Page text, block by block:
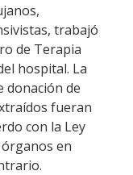
trabajó
de Terapia
hospital. La
donación de
fueran
con la Ley
órganos en